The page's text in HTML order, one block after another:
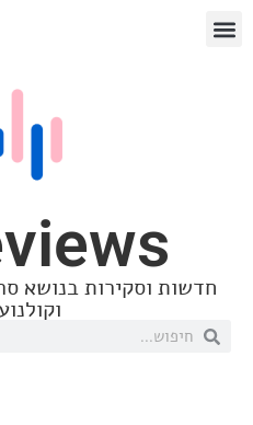
בנושא סרטים,
וקולנוע ביתי